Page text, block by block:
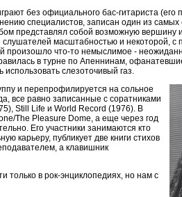
без официального бас-гитариста (его
специалистов, записан один из
представлял собой возможную вершину
масштабностью и некоторой, с
произошло что-то немыслимое -
в турне по Апеннинам,
слезоточивый газ.
и перепрофилируется на сольное
все равно записанные с соратниками
Still Life и World Record (1976). В
The Pleasure Dome, а еще через год
Его участники занимаются кто
карьеру, публикует две книги стихов
а клавишник
только в рок-энциклопедиях, но нам с